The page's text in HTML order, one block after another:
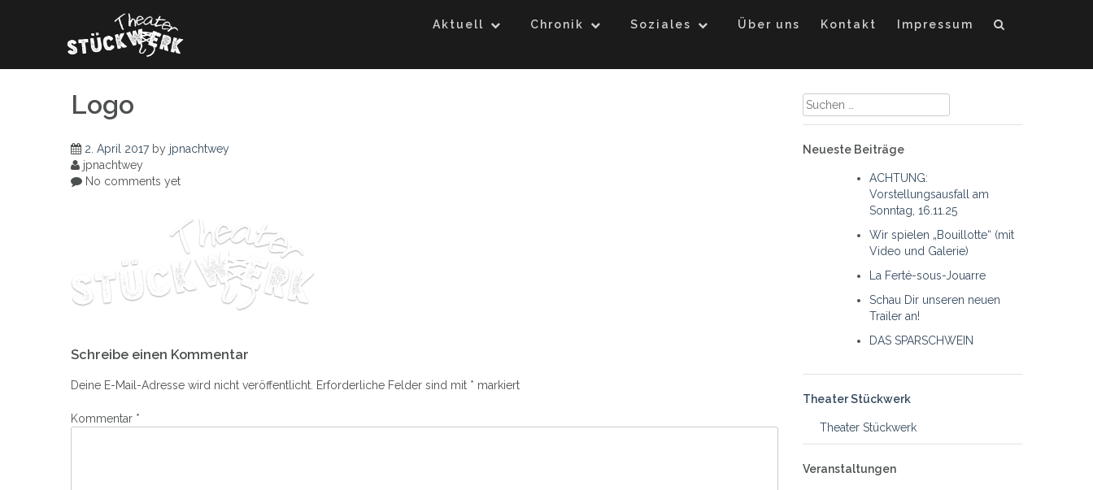
Aktuell Chronik Soziales Über uns Kontakt Impressum
Logo
2. April 2017by jpnachtwey
jpnachtwey
No comments yet
Navigation
Schreibe einen Kommentar
Deine E-Mail-Adresse wird nicht veröffentlicht. Erforderliche Felder sind mit * markiert
Kommentar *
Suche
nach:
Neueste Beiträge
ACHTUNG:
Vorstellungsausfall am
Sonntag, 16.11.25
Wir spielen „Bouillotte“ (mit
Video und Galerie)
La Ferté-sous-Jouarre
Schau Dir unseren neuen
Trailer an!
DAS SPARSCHWEIN
Theater Stückwerk
Theater Stückwerk
Veranstaltungen